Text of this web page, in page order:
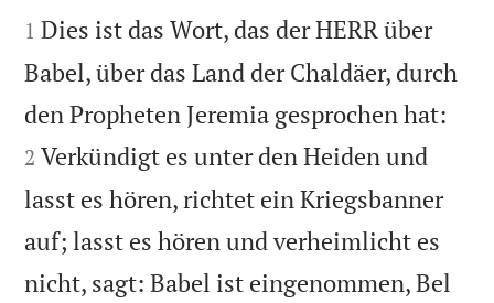


1 Dies ist das Wort, das der HERR über
Babel, über das Land der Chaldäer, durch
den Propheten Jeremia gesprochen hat:
2 Verkündigt es unter den Heiden und
lasst es hören, richtet ein Kriegsbanner
auf; lasst es hören und verheimlicht es
nicht, sagt: Babel ist eingenommen, Bel